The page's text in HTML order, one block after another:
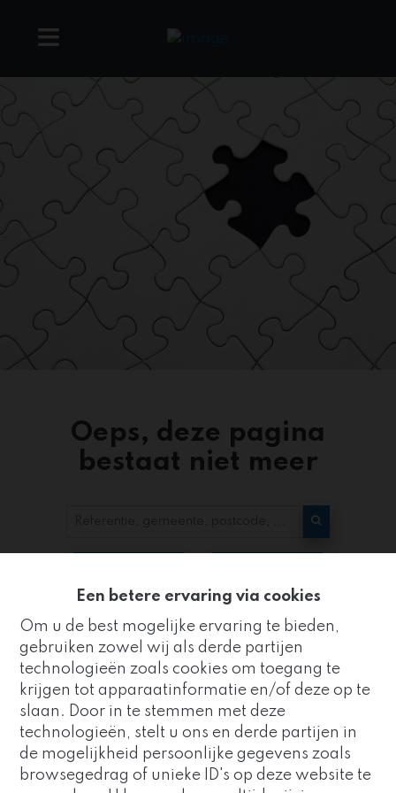
Een betere ervaring via cookies
Om u de best mogelijke ervaring te bieden,
gebruiken zowel wij als derde partijen
technologieën zoals cookies om toegang te
krijgen tot apparaatinformatie en/of deze op te
slaan. Door in te stemmen met deze
technologieën, stelt u ons en derde partijen in
de mogelijkheid persoonlijke gegevens zoals
browsegedrag of unieke ID's op deze website te
Oeps, deze pagina
bestaat niet meer
Kantoor
ZUIDRAND
Strijderstraat 8
Goed nieuws!